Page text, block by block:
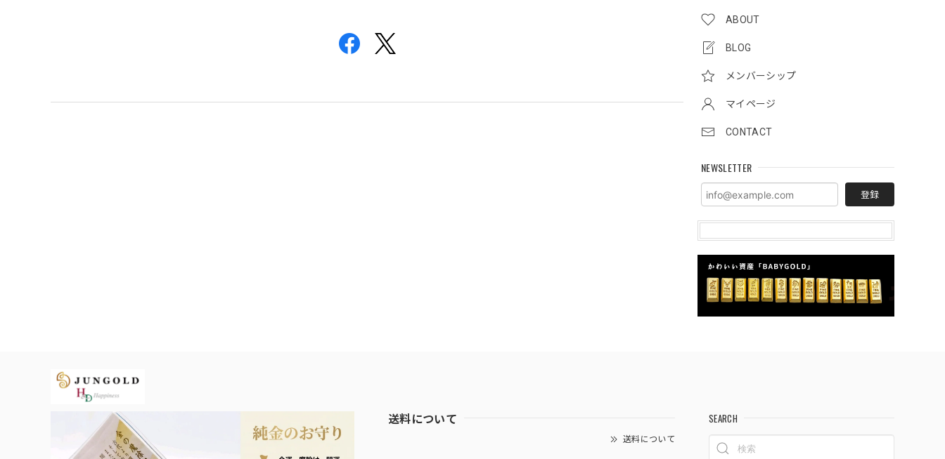
ABOUT
BLOG
メンバーシップ
マイページ
CONTACT
NEWSLETTER
登録
送料について
送料について
SEARCH